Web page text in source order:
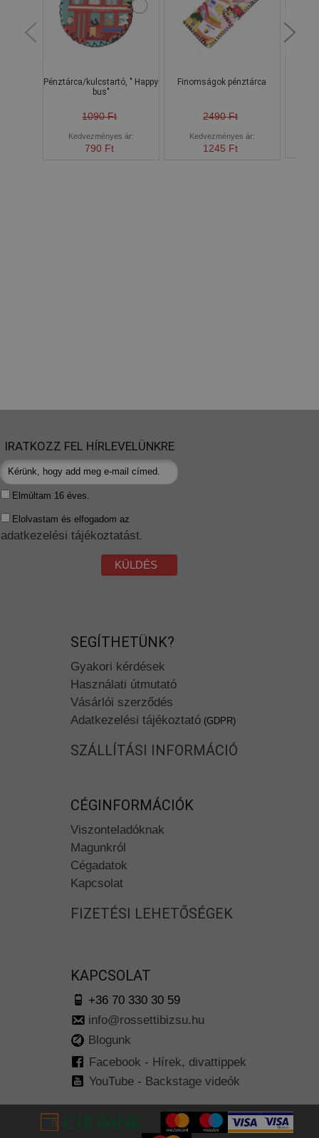
Pénztárca/kulcstartó, " Happy
bus"
1090 Ft
Kedvezményes ár:
790 Ft
Finomságok pénztárca
2490 Ft
Kedvezményes ár:
1245 Ft
IRATKOZZ FEL HÍRLEVELÜNKRE
Elmúltam 16 éves.
Elolvastam és elfogadom az
adatkezelési tájékoztatást
KÜLDÉS
SEGÍTHETÜNK?
Gyakori kérdések
Használati útmutató
Vásárlói szerződés
Adatkezelési tájékoztató (GDPR)
SZÁLLÍTÁSI INFORMÁCIÓ
CÉGINFORMÁCIÓK
Viszonteladóknak
Magunkról
Cégadatok
Kapcsolat
FIZETÉSI LEHETŐSÉGEK
KAPCSOLAT
+36 70 330 30 59
info@rossettibizsu.hu
Blogunk
Facebook - Hírek, divattippek
YouTube - Backstage videók